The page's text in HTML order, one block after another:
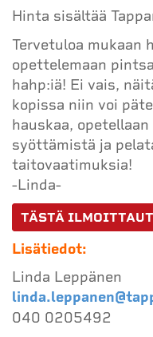
Hinta sisältää
Tervetuloa mukaan
opettelemaan
hahp:iä! Ei vais,
kopissa niin voi
hauskaa,
syöttämistä ja
taitovaatimuksia!
-Linda-
TÄSTÄ
Lisätiedot:
Linda Leppänen
040 0205492